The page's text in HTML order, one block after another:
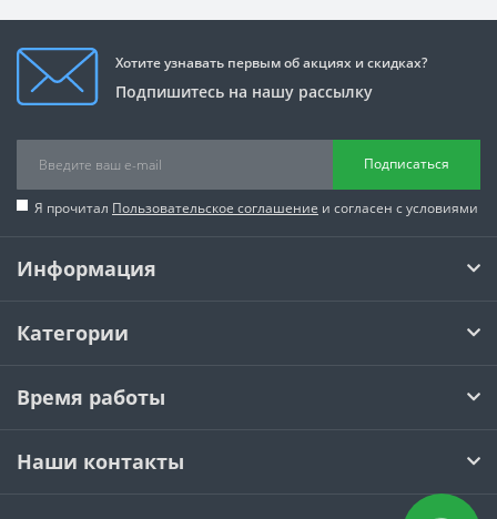
Хотите узнавать первым об акциях и скидках?
Подпишитесь на нашу рассылку
Подписаться
Я прочитал Пользовательское соглашение и согласен с условиями
Информация
Категории
Время работы
Наши контакты